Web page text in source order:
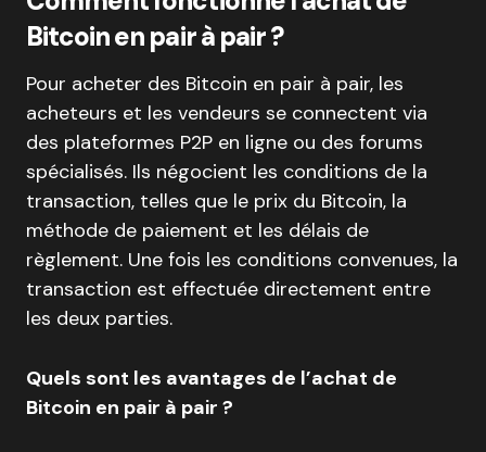
Bitcoin en pair à pair ?
Pour acheter des Bitcoin en pair à pair, les
acheteurs et les vendeurs se connectent via
des plateformes P2P en ligne ou des forums
spécialisés. Ils négocient les conditions de la
transaction, telles que le prix du Bitcoin, la
méthode de paiement et les délais de
règlement. Une fois les conditions convenues, la
transaction est effectuée directement entre
les deux parties.
Quels sont les avantages de l’achat de
Bitcoin en pair à pair ?